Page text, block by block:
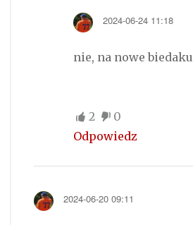
2024-06-24 11:18
nie, na nowe biedaku
2
0
Odpowiedz
2024-06-20 09:11